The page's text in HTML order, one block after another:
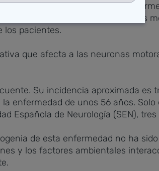
relacionadas con la
fisiológicas en las
los pacientes.
que afecta a las neuronas
Su incidencia aproximada es
enfermedad de unos 56 años.
Española de Neurología (SEN),
de esta enfermedad no ha
y los factores ambientales